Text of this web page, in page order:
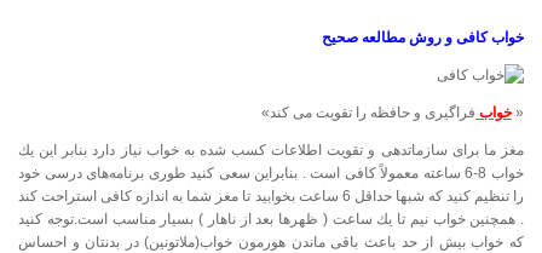
خواب كافی و روش مطالعه صحیح
« خواب فراگیری و حافظه را تقویت می كند»
مغز ما برای سازماتدهی و تقویت اطلاعات کسب شده به خواب نیاز دارد بنابر این یك
خواب 8-6 ساعته معمولاً كافی است . بنابراین سعی كنید طوری برنامه‌های درسی خود
را تنظیم كنید كه شبها حداقل 6 ساعت بخوابید تا مغز شما به اندازه كافی استراحت كند
. همچنین خواب نیم تا یك ساعت ( ظهرها بعد از ناهار ) بسیار مناسب است.توجه کنید
که خواب بیش از حد باعث باقی ماندن هورمون خواب(ملاتونین) در بدنتان و احساس